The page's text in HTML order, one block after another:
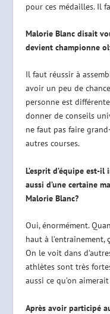
pour ces médailles. Il
Malorie Blanc disait
devient championne
Il faut réussir à
avoir un peu de
personne est
donner de conseils
ne faut pas faire
autres courses.
L’esprit d’équipe est-
aussi d’une certaine
Malorie Blanc?
Oui, énormément.
haut à l’entraînement,
On le voit dans
athlètes sont très
aussi ce qu’on
Après avoir participé